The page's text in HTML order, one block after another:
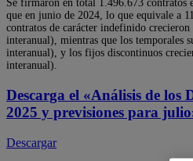
Se firmaron en total 1.496.673 contratos
que en junio de 2024, lo que equivale a
contratos de carácter indefinido
interanual), mientras que los temporales
interanual), y los fijos discontinuos
interanual).
Descarga el «Análisis de los
2025 y previsiones para
Descargar